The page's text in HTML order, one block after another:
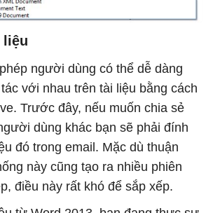
liệu
người dùng có thể dễ dàng
với nhau trên tài liệu bằng cách
Trước đây, nếu muốn chia sẻ
dùng khác bạn sẽ phải đính
đó trong email. Mặc dù thuận
này cũng tạo ra nhiều phiên
điều này rất khó để sắp xếp.